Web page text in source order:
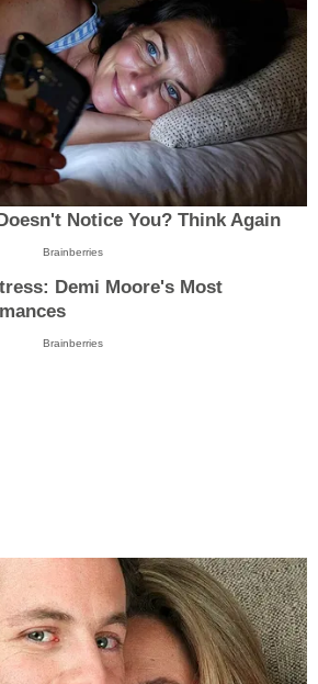
Notice You? Think Again
Brainberries
Demi Moore's Most
Brainberries